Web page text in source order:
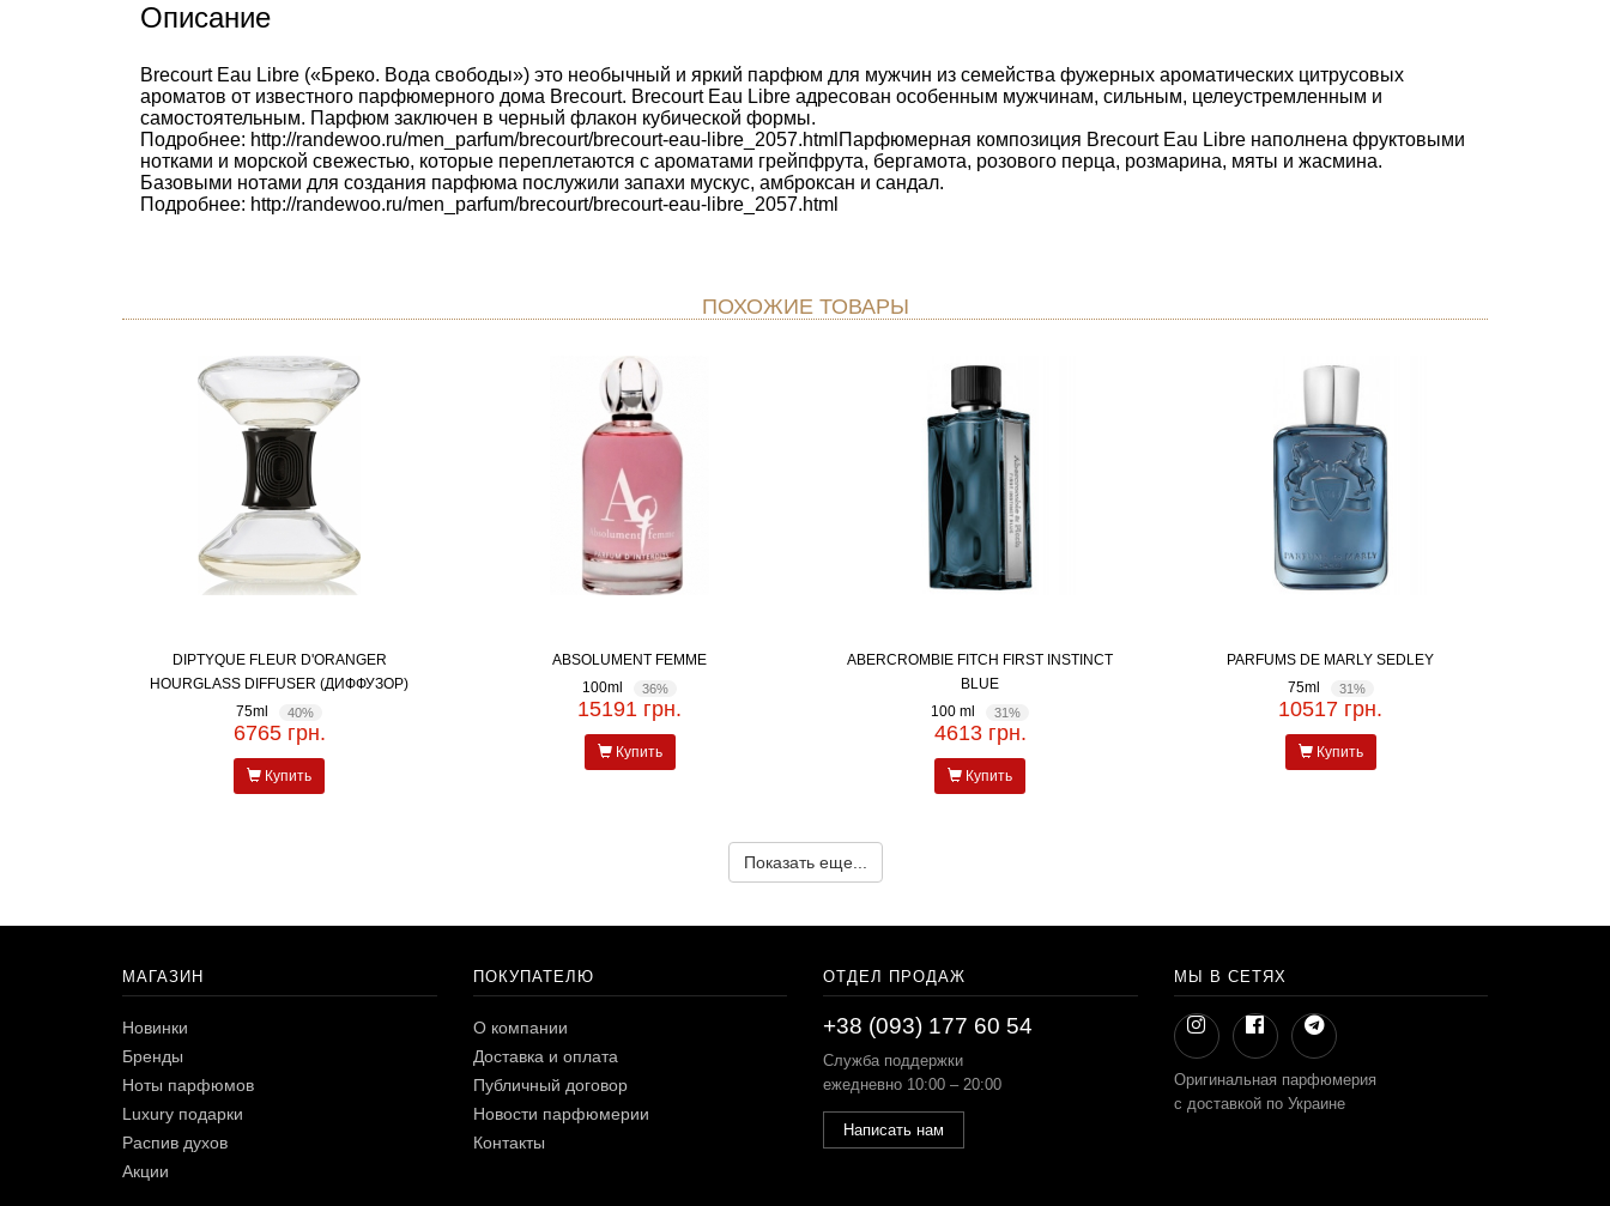
Описание
Brecourt Eau Libre («Бреко. Вода свободы») это необычный и яркий парфюм для мужчин из семейства фужерных ароматических цитрусовых
ароматов от известного парфюмерного дома Brecourt. Brecourt Eau Libre адресован особенным мужчинам, сильным, целеустремленным и
самостоятельным. Парфюм заключен в черный флакон кубической формы.
Подробнее: http://randewoo.ru/men_parfum/brecourt/brecourt-eau-libre_2057.htmlПарфюмерная композиция Brecourt Eau Libre наполнена фруктовыми
нотками и морской свежестью, которые переплетаются с ароматами грейпфрута, бергамота, розового перца, розмарина, мяты и жасмина.
Базовыми нотами для создания парфюма послужили запахи мускус, амброксан и сандал.
Подробнее: http://randewoo.ru/men_parfum/brecourt/brecourt-eau-libre_2057.html
ПОХОЖИЕ ТОВАРЫ
DIPTYQUE FLEUR D'ORANGER
HOURGLASS DIFFUSER (ДИФФУЗОР)
75ml
40%
6765 грн.
Купить
ABSOLUMENT FEMME
100ml
36%
15191 грн.
Купить
ABERCROMBIE FITCH FIRST INSTINCT
BLUE
100 ml
31%
4613 грн.
Купить
PARFUMS DE MARLY SEDLEY
75ml
31%
10517 грн.
Купить
Показать еще...
МАГАЗИН
Новинки
Бренды
Ноты парфюмов
Luxury подарки
Распив духов
Акции
ПОКУПАТЕЛЮ
О компании
Доставка и оплата
Публичный договор
Новости парфюмерии
Контакты
ОТДЕЛ ПРОДАЖ
+38 (093) 177 60 54
Служба поддержки
ежедневно 10:00 – 20:00
Написать нам
МЫ В СЕТЯХ
Оригинальная парфюмерия
с доставкой по Украине